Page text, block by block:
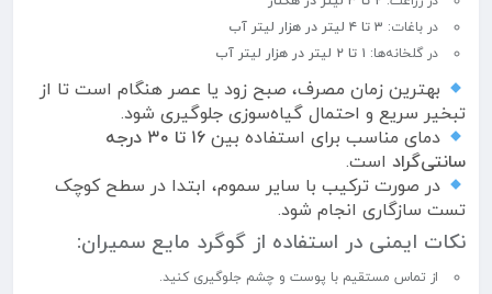
در باغات: ۳ تا ۴ لیتر در هزار لیتر آب
در گلخانه‌ها: ۱ تا ۲ لیتر در هزار لیتر آب
بهترین زمان مصرف، صبح زود یا عصر هنگام است تا از
تبخیر سریع و احتمال گیاه‌سوزی جلوگیری شود.
دمای مناسب برای استفاده بین
۱۶ تا ۳۰ درجه
سانتی‌گراد است.
در صورت ترکیب با سایر سموم، ابتدا در سطح کوچک
تست سازگاری انجام شود.
نکات ایمنی در استفاده از گوگرد مایع سمیران:
از تماس مستقیم با پوست و چشم جلوگیری کنید.